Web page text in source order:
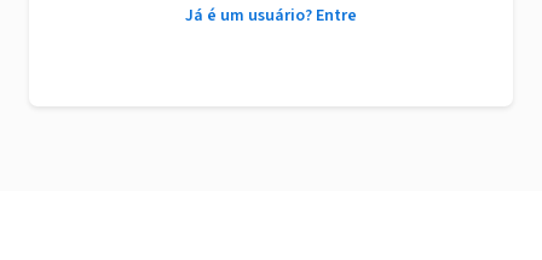
Já é um usuário? Entre